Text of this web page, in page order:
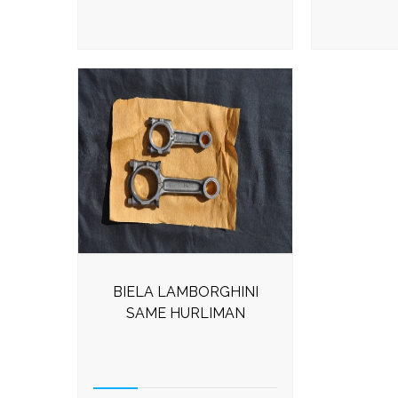
BIELA LAMBORGHINI
SAME HURLIMAN